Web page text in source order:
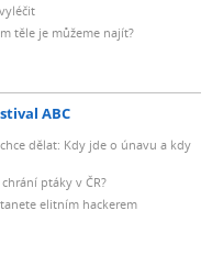
těle je můžeme najít?
ABC
dělat: Kdy jde o únavu a kdy
ptáky v ČR?
elitním hackerem